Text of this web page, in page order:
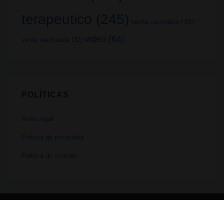
terapeutico (245) venta cannabis (38)
venta marihuana (32) video (64)
Aviso legal
Política de privacidad
Política de cookies